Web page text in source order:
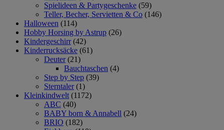
Spielideen & Partygeschenke (59)
Teller, Becher, Servietten & Co (146)
Halloween (114)
Hobby Horsing by Astrup (26)
Kindergeschirr (42)
Kinderrucksäcke (61)
Deuter (21)
Bauchtaschen (4)
Step by Step (39)
Sterntaler (1)
Kleinkindwelt (1172)
ABC (40)
BABY born & Annabell (24)
BRIO (182)